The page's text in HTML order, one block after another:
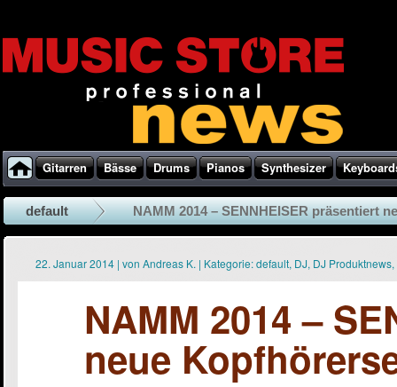
Gitarren Bässe Drums Pianos Synthesizer
default NAMM 2014 – SENNHEISER präsentiert
22. Januar 2014 | von Andreas K. | Kategorie:default, DJ, DJ Produktnews,
NAMM 2014 –
neue